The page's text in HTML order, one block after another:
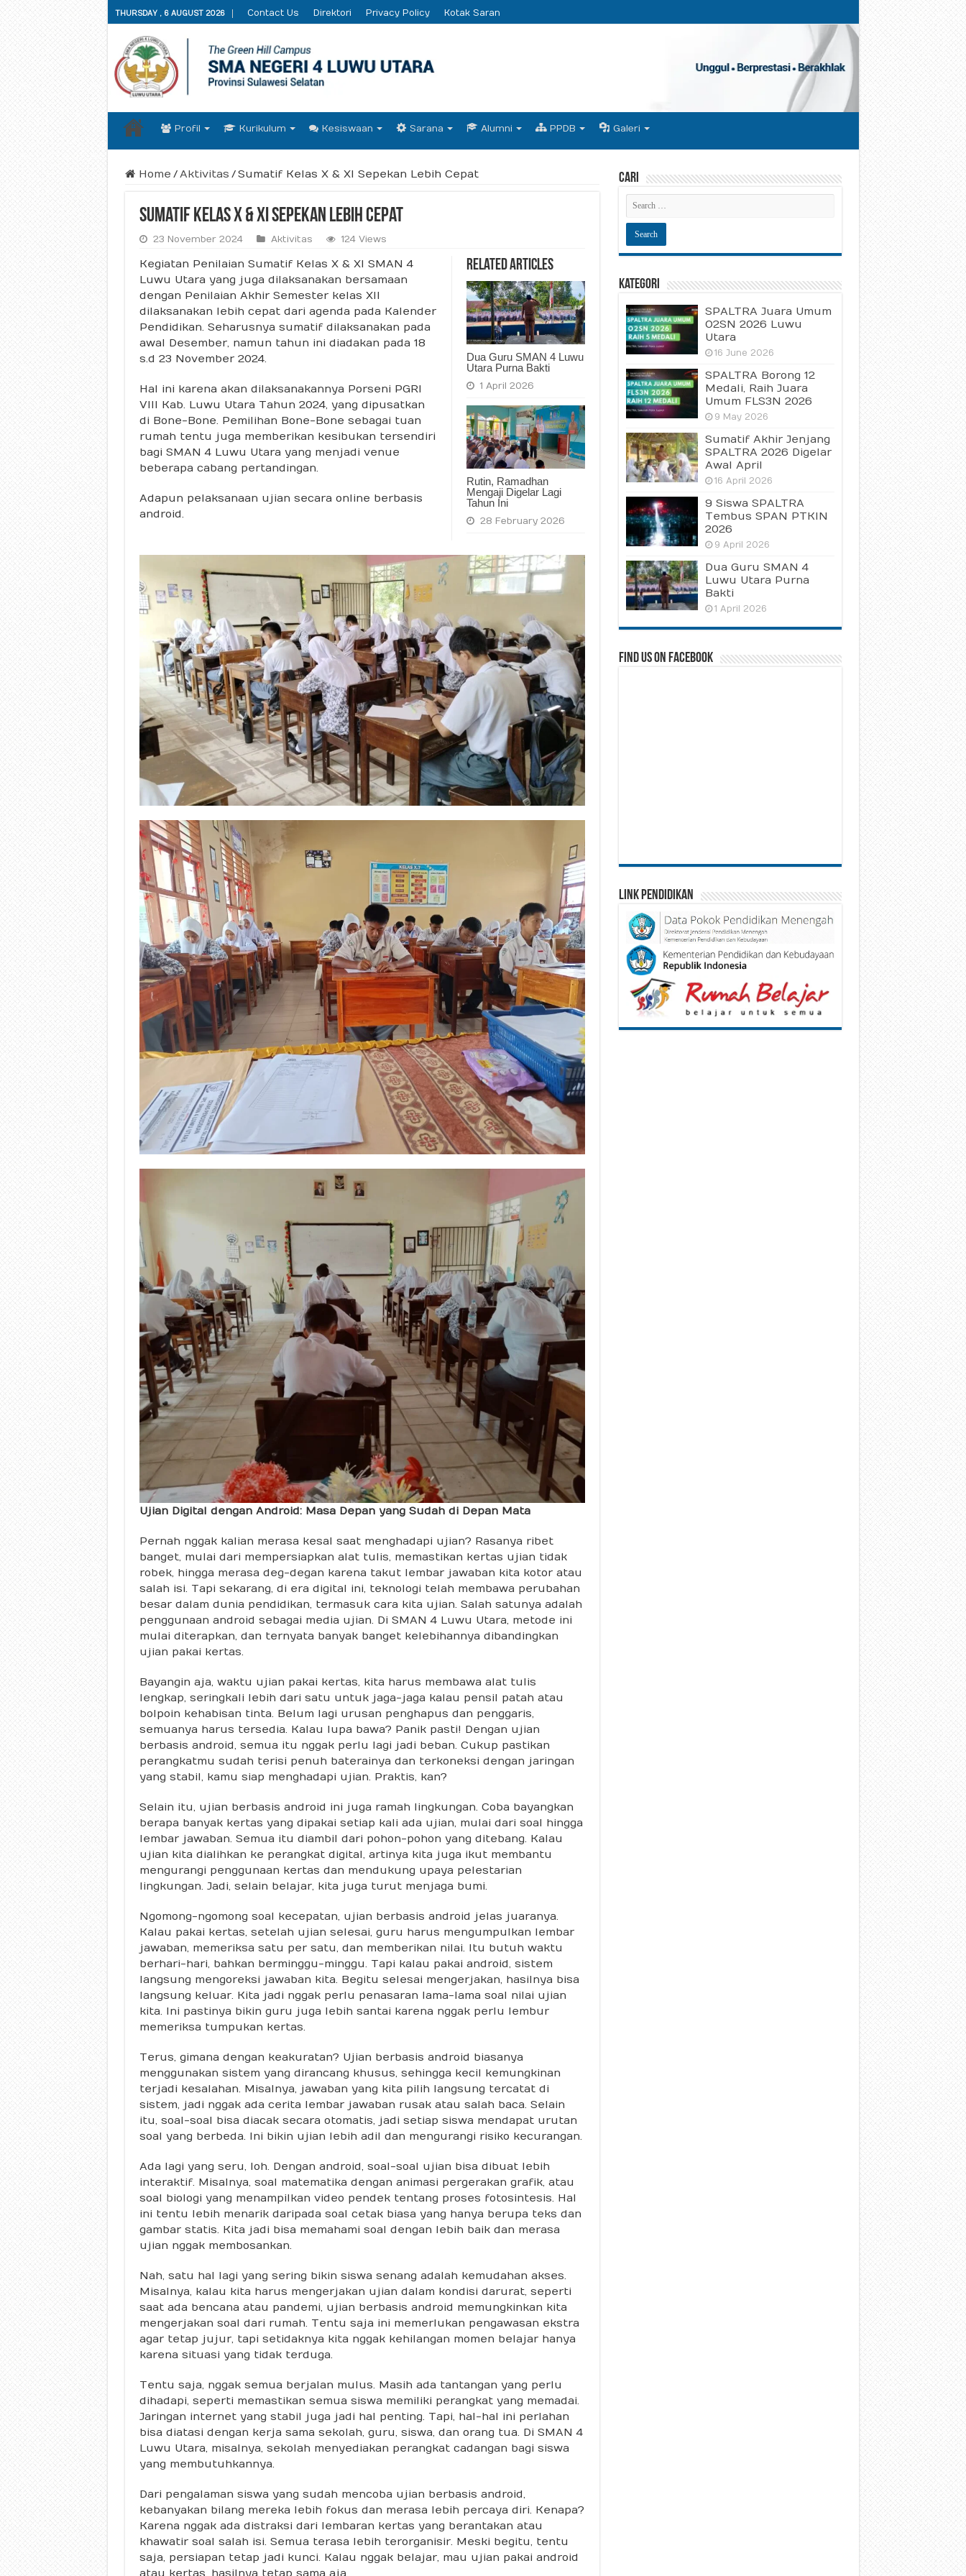
THURSDAY , 6 AUGUST 2026 Contact Us Direktori Privacy Policy Kotak Saran
Profil Kurikulum Kesiswaan Sarana Alumni PPDB Galeri
Home /Aktivitas /Sumatif Kelas X & XI Sepekan Lebih Cepat
Sumatif Kelas X & XI Sepekan Lebih Cepat
23 November 2024 Aktivitas 124 Views
Related Articles
Dua Guru SMAN 4 Luwu
Utara Purna Bakti
1 April 2026
Rutin, Ramadhan
Mengaji Digelar Lagi
Tahun Ini
28 February 2026
Kegiatan Penilaian Sumatif Kelas X & XI SMAN 4
Luwu Utara yang juga dilaksanakan bersamaan
dengan Penilaian Akhir Semester kelas XII
dilaksanakan lebih cepat dari agenda pada Kalender
Pendidikan. Seharusnya sumatif dilaksanakan pada
awal Desember, namun tahun ini diadakan pada 18
s.d 23 November 2024.
Hal ini karena akan dilaksanakannya Porseni PGRI
VIII Kab. Luwu Utara Tahun 2024, yang dipusatkan
di Bone-Bone. Pemilihan Bone-Bone sebagai tuan
rumah tentu juga memberikan kesibukan tersendiri
bagi SMAN 4 Luwu Utara yang menjadi venue
beberapa cabang pertandingan.
Adapun pelaksanaan ujian secara online berbasis
android.
Ujian Digital dengan Android: Masa Depan yang Sudah di Depan Mata
Pernah nggak kalian merasa kesal saat menghadapi ujian? Rasanya ribet
banget, mulai dari mempersiapkan alat tulis, memastikan kertas ujian tidak
robek, hingga merasa deg-degan karena takut lembar jawaban kita kotor atau
salah isi. Tapi sekarang, di era digital ini, teknologi telah membawa perubahan
besar dalam dunia pendidikan, termasuk cara kita ujian. Salah satunya adalah
penggunaan android sebagai media ujian. Di SMAN 4 Luwu Utara, metode ini
mulai diterapkan, dan ternyata banyak banget kelebihannya dibandingkan
ujian pakai kertas.
Bayangin aja, waktu ujian pakai kertas, kita harus membawa alat tulis
lengkap, seringkali lebih dari satu untuk jaga-jaga kalau pensil patah atau
bolpoin kehabisan tinta. Belum lagi urusan penghapus dan penggaris,
semuanya harus tersedia. Kalau lupa bawa? Panik pasti! Dengan ujian
berbasis android, semua itu nggak perlu lagi jadi beban. Cukup pastikan
perangkatmu sudah terisi penuh baterainya dan terkoneksi dengan jaringan
yang stabil, kamu siap menghadapi ujian. Praktis, kan?
Selain itu, ujian berbasis android ini juga ramah lingkungan. Coba bayangkan
berapa banyak kertas yang dipakai setiap kali ada ujian, mulai dari soal hingga
lembar jawaban. Semua itu diambil dari pohon-pohon yang ditebang. Kalau
ujian kita dialihkan ke perangkat digital, artinya kita juga ikut membantu
mengurangi penggunaan kertas dan mendukung upaya pelestarian
lingkungan. Jadi, selain belajar, kita juga turut menjaga bumi.
Ngomong-ngomong soal kecepatan, ujian berbasis android jelas juaranya.
Kalau pakai kertas, setelah ujian selesai, guru harus mengumpulkan lembar
jawaban, memeriksa satu per satu, dan memberikan nilai. Itu butuh waktu
berhari-hari, bahkan berminggu-minggu. Tapi kalau pakai android, sistem
langsung mengoreksi jawaban kita. Begitu selesai mengerjakan, hasilnya bisa
langsung keluar. Kita jadi nggak perlu penasaran lama-lama soal nilai ujian
kita. Ini pastinya bikin guru juga lebih santai karena nggak perlu lembur
memeriksa tumpukan kertas.
Terus, gimana dengan keakuratan? Ujian berbasis android biasanya
menggunakan sistem yang dirancang khusus, sehingga kecil kemungkinan
terjadi kesalahan. Misalnya, jawaban yang kita pilih langsung tercatat di
sistem, jadi nggak ada cerita lembar jawaban rusak atau salah baca. Selain
itu, soal-soal bisa diacak secara otomatis, jadi setiap siswa mendapat urutan
soal yang berbeda. Ini bikin ujian lebih adil dan mengurangi risiko kecurangan.
Ada lagi yang seru, loh. Dengan android, soal-soal ujian bisa dibuat lebih
interaktif. Misalnya, soal matematika dengan animasi pergerakan grafik, atau
soal biologi yang menampilkan video pendek tentang proses fotosintesis. Hal
ini tentu lebih menarik daripada soal cetak biasa yang hanya berupa teks dan
gambar statis. Kita jadi bisa memahami soal dengan lebih baik dan merasa
ujian nggak membosankan.
Nah, satu hal lagi yang sering bikin siswa senang adalah kemudahan akses.
Misalnya, kalau kita harus mengerjakan ujian dalam kondisi darurat, seperti
saat ada bencana atau pandemi, ujian berbasis android memungkinkan kita
mengerjakan soal dari rumah. Tentu saja ini memerlukan pengawasan ekstra
agar tetap jujur, tapi setidaknya kita nggak kehilangan momen belajar hanya
karena situasi yang tidak terduga.
Tentu saja, nggak semua berjalan mulus. Masih ada tantangan yang perlu
dihadapi, seperti memastikan semua siswa memiliki perangkat yang memadai.
Jaringan internet yang stabil juga jadi hal penting. Tapi, hal-hal ini perlahan
bisa diatasi dengan kerja sama sekolah, guru, siswa, dan orang tua. Di SMAN 4
Luwu Utara, misalnya, sekolah menyediakan perangkat cadangan bagi siswa
yang membutuhkannya.
Dari pengalaman siswa yang sudah mencoba ujian berbasis android,
kebanyakan bilang mereka lebih fokus dan merasa lebih percaya diri. Kenapa?
Karena nggak ada distraksi dari lembaran kertas yang berantakan atau
khawatir soal salah isi. Semua terasa lebih terorganisir. Meski begitu, tentu
saja, persiapan tetap jadi kunci. Kalau nggak belajar, mau ujian pakai android
atau kertas, hasilnya tetap sama aja.
Cari
Kategori
SPALTRA Juara Umum
O2SN 2026 Luwu
Utara
16 June 2026
SPALTRA Borong 12
Medali, Raih Juara
Umum FLS3N 2026
9 May 2026
Sumatif Akhir Jenjang
SPALTRA 2026 Digelar
Awal April
16 April 2026
9 Siswa SPALTRA
Tembus SPAN PTKIN
2026
9 April 2026
Dua Guru SMAN 4
Luwu Utara Purna
Bakti
1 April 2026
Find us on Facebook
Link Pendidikan